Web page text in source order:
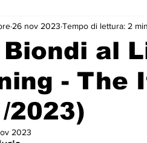
concorso RTI 2025 Playlist
al
- The
2023)
26 nov 2023 Tempo di lettura: 2 min
2023